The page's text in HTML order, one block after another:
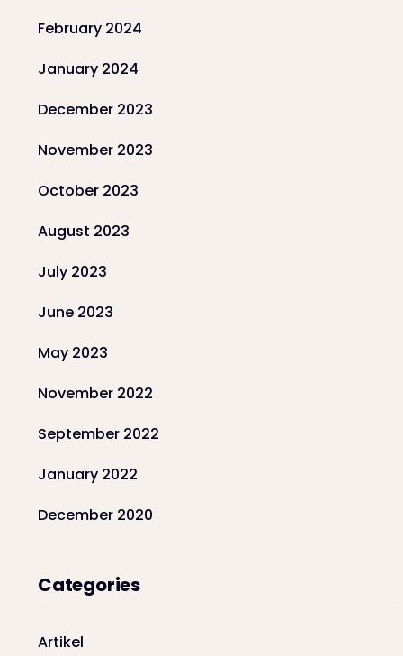
February 2024
January 2024
December 2023
November 2023
October 2023
August 2023
July 2023
June 2023
May 2023
November 2022
September 2022
January 2022
December 2020
Categories
Artikel